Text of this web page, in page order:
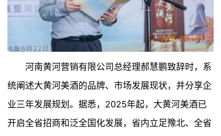
河南黄河营销有限公司总经理郝慧鹏致辞时，系
统阐述大黄河美酒的品牌、市场发展现状，并分享企
业三年发展规划。据悉，2025年起，大黄河美酒已
开启全省招商和泛全国化发展，省内立足豫北、全省